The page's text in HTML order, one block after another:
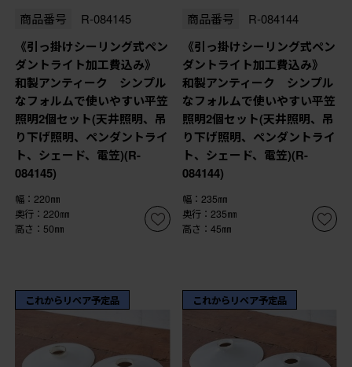
商品番号 R-084145
《引っ掛けシーリング式ペン
ダントライト加工費込み》
和製アンティーク シンプル
なフォルムで使いやすい平笠
照明2個セット(天井照明、吊
り下げ照明、ペンダントライ
ト、シェード、電笠)(R-
084145)
幅：220㎜
奥行：220㎜
高さ：50㎜
商品番号 R-084144
《引っ掛けシーリング式ペン
ダントライト加工費込み》
和製アンティーク シンプル
なフォルムで使いやすい平笠
照明2個セット(天井照明、吊
り下げ照明、ペンダントライ
ト、シェード、電笠)(R-
084144)
幅：235㎜
奥行：235㎜
高さ：45㎜
これからリペア予定品 これからリペア予定品